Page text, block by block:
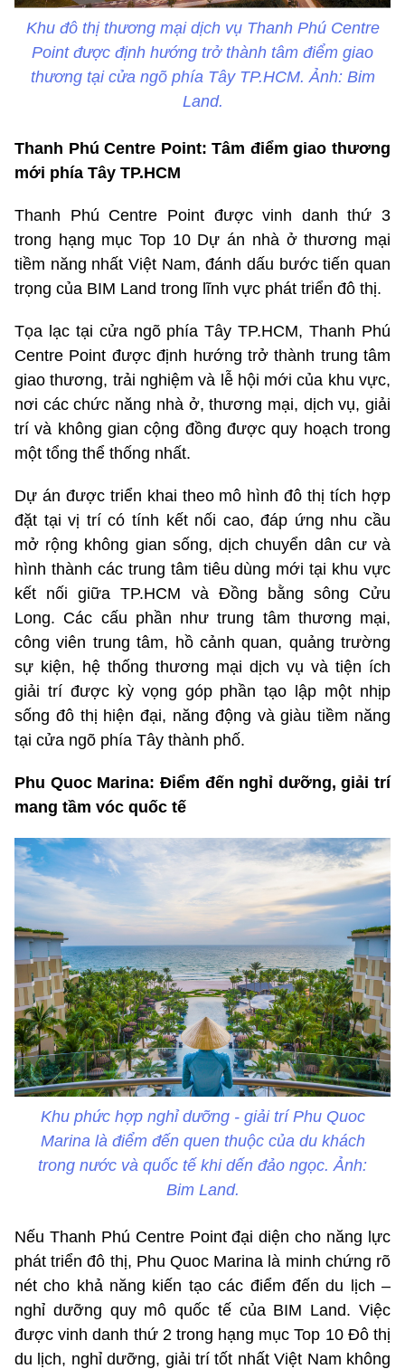
Khu đô thị thương mại dịch vụ Thanh Phú Centre
Point được định hướng trở thành tâm điểm giao
thương tại cửa ngõ phía Tây TP.HCM. Ảnh: Bim
Land.
Thanh Phú Centre Point: Tâm điểm giao thương
mới phía Tây TP.HCM
Thanh Phú Centre Point được vinh danh thứ 3
trong hạng mục Top 10 Dự án nhà ở thương mại
tiềm năng nhất Việt Nam, đánh dấu bước tiến quan
trọng của BIM Land trong lĩnh vực phát triển đô thị.
Tọa lạc tại cửa ngõ phía Tây TP.HCM, Thanh Phú
Centre Point được định hướng trở thành trung tâm
giao thương, trải nghiệm và lễ hội mới của khu vực,
nơi các chức năng nhà ở, thương mại, dịch vụ, giải
trí và không gian cộng đồng được quy hoạch trong
một tổng thể thống nhất.
Dự án được triển khai theo mô hình đô thị tích hợp
đặt tại vị trí có tính kết nối cao, đáp ứng nhu cầu
mở rộng không gian sống, dịch chuyển dân cư và
hình thành các trung tâm tiêu dùng mới tại khu vực
kết nối giữa TP.HCM và Đồng bằng sông Cửu
Long. Các cấu phần như trung tâm thương mại,
công viên trung tâm, hồ cảnh quan, quảng trường
sự kiện, hệ thống thương mại dịch vụ và tiện ích
giải trí được kỳ vọng góp phần tạo lập một nhịp
sống đô thị hiện đại, năng động và giàu tiềm năng
tại cửa ngõ phía Tây thành phố.
Phu Quoc Marina: Điểm đến nghỉ dưỡng, giải trí
mang tầm vóc quốc tế
Khu phức hợp nghỉ dưỡng - giải trí Phu Quoc
Marina là điểm đến quen thuộc của du khách
trong nước và quốc tế khi dến đảo ngọc. Ảnh:
Bim Land.
Nếu Thanh Phú Centre Point đại diện cho năng lực
phát triển đô thị, Phu Quoc Marina là minh chứng rõ
nét cho khả năng kiến tạo các điểm đến du lịch –
nghỉ dưỡng quy mô quốc tế của BIM Land. Việc
được vinh danh thứ 2 trong hạng mục Top 10 Đô thị
du lịch, nghỉ dưỡng, giải trí tốt nhất Việt Nam không